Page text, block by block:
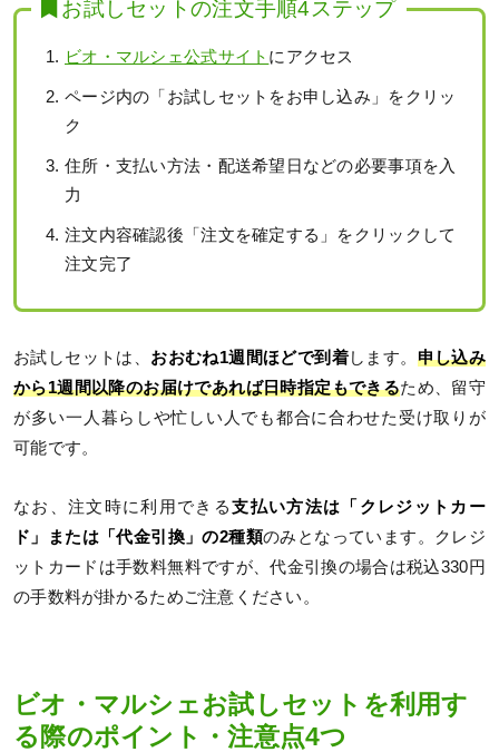
お試しセットの注文手順4ステップ
ビオ・マルシェ公式サイト にアクセス
ページ内の「お試しセットをお申し込み」をクリッ
ク
住所・支払い方法・配送希望日などの必要事項を入
力
注文内容確認後「注文を確定する」をクリックして
注文完了
お試しセットは、 おおむね1週間ほどで到着します。 申し込み
から1週間以降のお届けであれば日時指定もできるため、留守
が多い一人暮らしや忙しい人でも都合に合わせた受け取りが
可能です。
なお、注文時に利用できる支払い方法は「クレジットカー
ド」または「代金引換」の2種類のみとなっています。クレジ
ットカードは手数料無料ですが、代金引換の場合は税込330円
の手数料が掛かるためご注意ください。
ビオ・マルシェお試しセットを利用す
る際のポイント・注意点4つ